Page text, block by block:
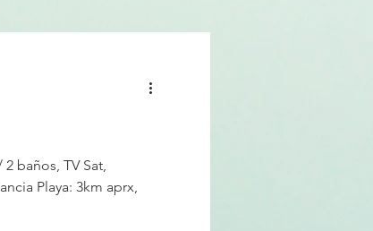
baños, TV Sat,
Playa: 3km aprx,